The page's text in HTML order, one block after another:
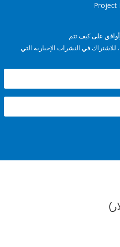
كيف تتم
في النشرات الإخبارية التي